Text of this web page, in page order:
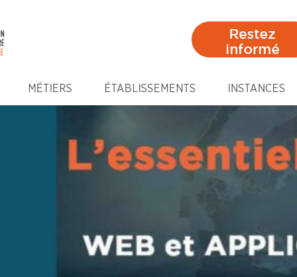
Restez
informé
MÉTIERS ÉTABLISSEMENTS INSTANCES